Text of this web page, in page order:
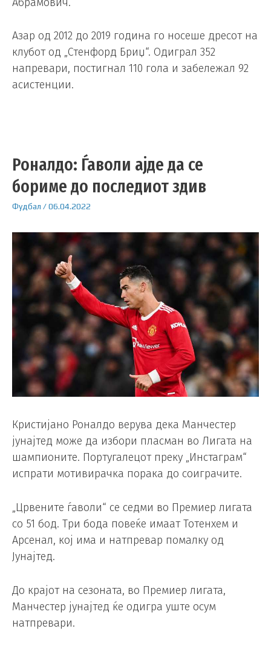
Азар од 2012 до 2019 година го носеше дресот на
клубот од „Стенфорд Бриџ“. Одиграл 352
напревари, постигнал 110 гола и забележал 92
асистенции.
Роналдо: Ѓаволи ајде да се
бориме до последиот здив
Фудбал /06.04.2022
Кристијано Роналдо верува дека Манчестер
јунајтед може да избори пласман во Лигата на
шампионите. Португалецот преку „Инстаграм“
испрати мотивирачка порака до соиграчите.
„Црвените ѓаволи“ се седми во Премиер лигата
со 51 бод. Три бода повеќе имаат Тотенхем и
Арсенал, кој има и натпревар помалку од
Јунајтед.
До крајот на сезоната, во Премиер лигата,
Манчестер јунајтед ќе одигра уште осум
натпревари.